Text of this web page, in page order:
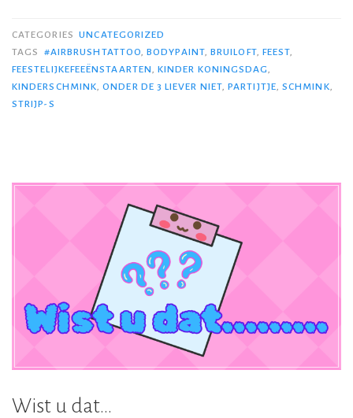
CATEGORIES UNCATEGORIZED
TAGS
#AIRBRUSHTATTOO ,BODYPAINT,BRUILOFT, FEEST
FEESTELIJKEFEEËNSTAARTEN
,KINDER KONINGSDAG
KINDERSCHMINK ,ONDER DE 3 LIEVER NIET,PARTIJTJE ,SCHMINK
STRIJP-S
Wist u dat…